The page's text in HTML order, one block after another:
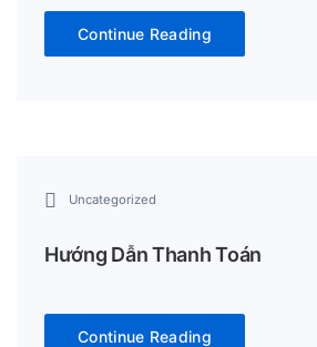
Continue Reading
Uncategorized
Hướng Dẫn Thanh Toán
Continue Reading